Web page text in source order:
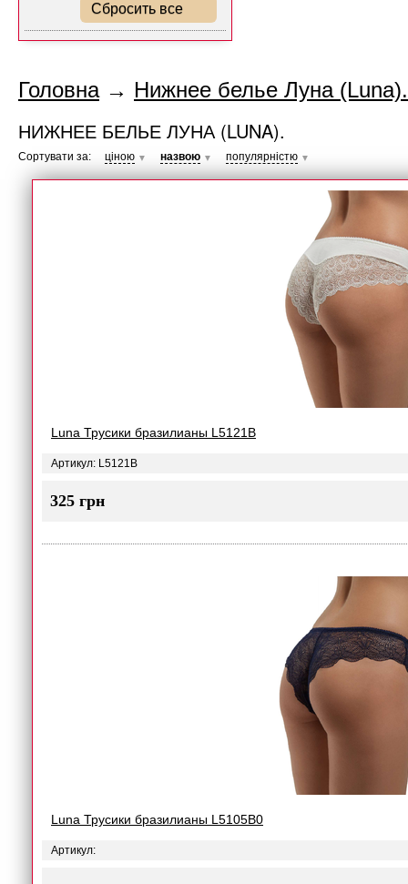
Сбросить все
Головна→ Нижнее белье Луна (Luna).
НИЖНЕЕ БЕЛЬЕ ЛУНА (LUNA).
Сортувати за: ціною ▼ назвою ▼ популярністю ▼
Luna Трусики бразилианы L5121B
Артикул: L5121B
325 грн
Luna Трусики бразилианы L5105B0
Артикул: